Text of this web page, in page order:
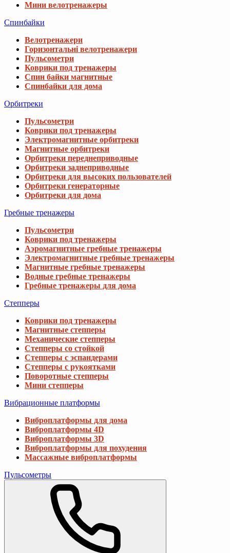
Мини велотренажеры
Спинбайки
Велотренажери
Горизонтальні велотренажери
Пульсометри
Коврики под тренажеры
Спин байки магнитные
Спинбайки для дома
Орбитреки
Пульсометри
Коврики под тренажеры
Электромагнитные орбитреки
Магнитные орбитреки
Орбитреки переднеприводные
Орбитреки заднеприводные
Орбитреки для высоких пользователей
Орбитреки генераторные
Орбитреки для дома
Гребные тренажеры
Пульсометри
Коврики под тренажеры
Аэромагнитные гребные тренажеры
Электромагнитные гребные тренажеры
Магнитные гребные тренажеры
Водные гребные тренажеры
Гребные тренажеры для дома
Степперы
Коврики под тренажеры
Магнитные степперы
Механические степперы
Степперы со стойкой
Степперы с эспандерами
Степперы с рукоятками
Поворотные степперы
Мини степперы
Вибрационные платформы
Виброплатформы для дома
Виброплатформы 4D
Виброплатформы 3D
Виброплатформы для похудения
Массажные виброплатформы
Пульсометры